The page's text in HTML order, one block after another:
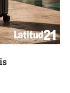
fluyen